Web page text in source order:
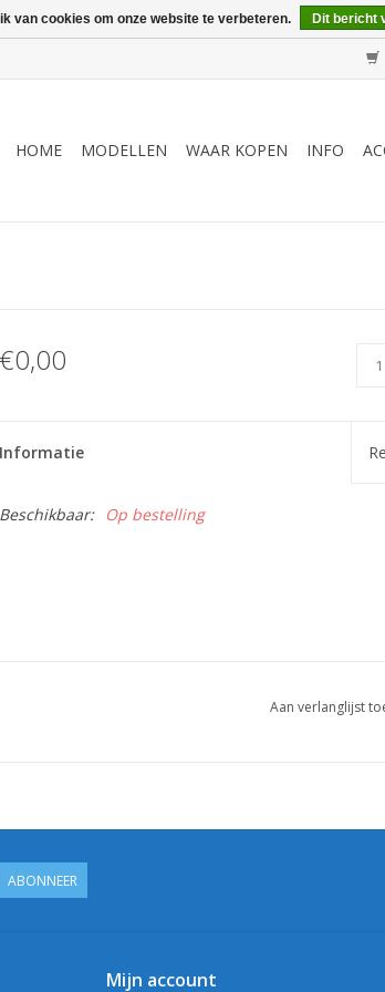
HOME MODELLEN WAAR KOPEN INFO
€0,00
Informatie
Beschikbaar: Op bestelling
Aan verlanglijst
ABONNEER
Mijn account
van cookies om onze website te verbeteren. Dit bericht